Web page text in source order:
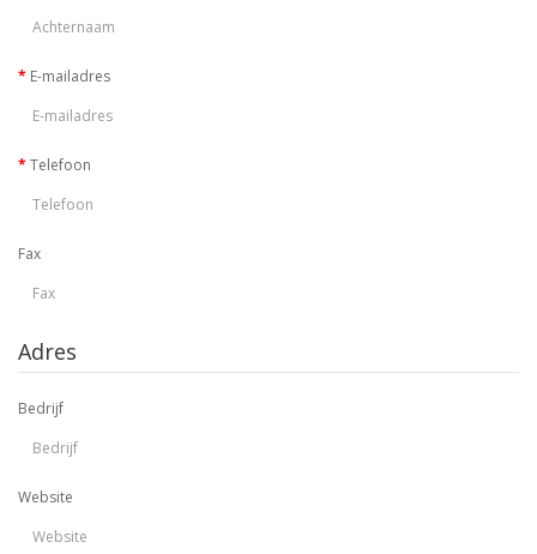
E-mailadres
Telefoon
Fax
Adres
Bedrijf
Website